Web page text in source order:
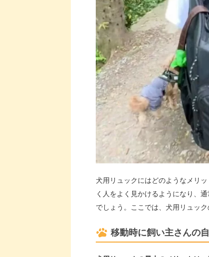
犬用リュックにはどのようなメリ
く人をよく見かけるようになり、
でしょう。ここでは、犬用リュッ
移動時に飼い主さんの